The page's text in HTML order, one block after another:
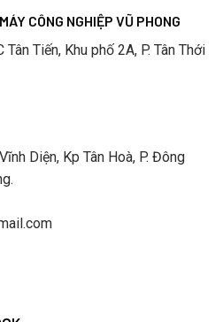
CÔNG NGHIỆP VŨ PHONG
Tiến, Khu phố 2A, P. Tân Thới
Diện, Kp Tân Hoà, P. Đông